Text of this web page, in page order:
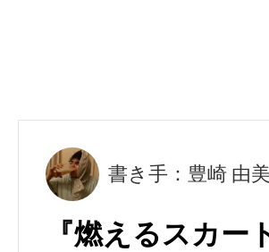
書き手：豊崎 由美
『燃えるスカー